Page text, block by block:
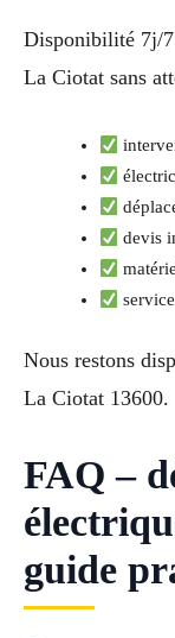
Disponibilité 7j/7
La Ciotat sans
devis
Nous restons
La Ciotat 13600.
FAQ –
guide